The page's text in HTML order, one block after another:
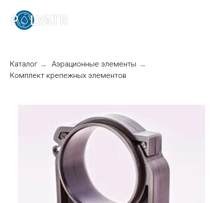
Каталог → Аэрационные элементы →
Комплект крепежных элементов